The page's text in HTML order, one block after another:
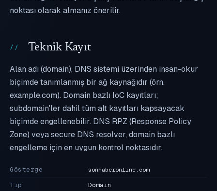
noktası olarak almanız önerilir.
Teknik Kayıt
Alan adı (domain), DNS sistemi üzerinden insan-okur
biçimde tanımlanmış bir ağ kaynağıdır (örn.
example.com). Domain bazlı IoC kayıtları;
subdomain'ler dahil tüm alt kayıtları kapsayacak
biçimde engellenebilir. DNS RPZ (Response Policy
Zone) veya secure DNS resolver, domain bazlı
engelleme için en uygun kontrol noktasıdır.
Gösterge sonhaberonline.com
Tip
Domain